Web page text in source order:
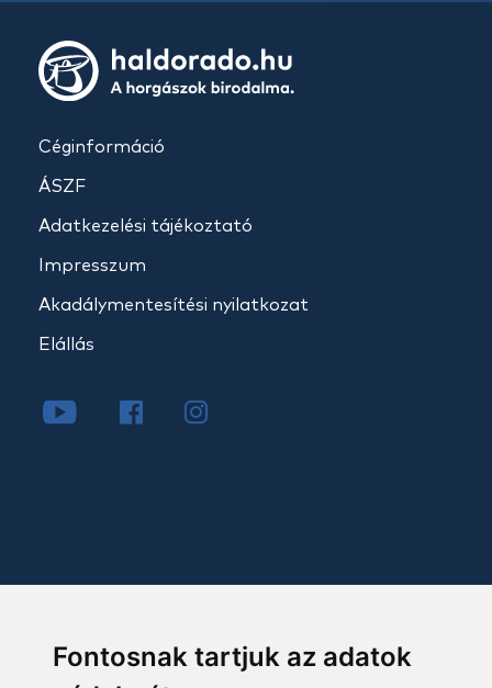
Fontosnak tartjuk az adatok
Céginformáció
ÁSZF
Adatkezelési tájékoztató
Impresszum
Akadálymentesítési nyilatkozat
Elállás